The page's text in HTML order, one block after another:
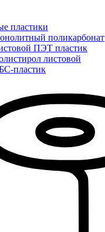
пластики
поликарбонат
ПЭТ пластик
листовой
пластик